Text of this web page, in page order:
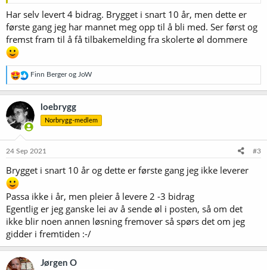
Har selv levert 4 bidrag. Brygget i snart 10 år, men dette er
første gang jeg har mannet meg opp til å bli med. Ser først og
fremst fram til å få tilbakemelding fra skolerte øl dommere
R
e
a
j
o
n
e
:
Finn Bergerog JoW
loebrygg
Norbrygg-medlem
24 Sep 2021 #3
Brygget i snart 10 år og dette er første gang jeg ikke leverer
Passa ikke i år, men pleier å levere 2 -3 bidrag
Egentlig er jeg ganske lei av å sende øl i posten, så om det
ikke blir noen annen løsning fremover så spørs det om jeg
gidder i fremtiden :-/
Jørgen O